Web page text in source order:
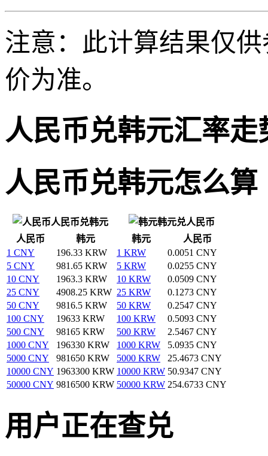
注意：此计算结果仅
价为准。
人民币兑韩元汇率走
人民币兑韩元怎么算
人民币兑韩元
韩元兑人民币
人民币
韩元 韩元
人民币
1 CNY
196.33 KRW 1 KRW
0.0051 CNY
5 CNY
981.65 KRW 5 KRW
0.0255 CNY
10 CNY
1963.3 KRW 10 KRW
0.0509 CNY
25 CNY
4908.25 KRW 25 KRW
0.1273 CNY
50 CNY
9816.5 KRW 50 KRW
0.2547 CNY
100 CNY
19633 KRW 100 KRW
0.5093 CNY
500 CNY
98165 KRW 500 KRW
2.5467 CNY
1000 CNY
196330 KRW 1000 KRW
5.0935 CNY
5000 CNY
981650 KRW 5000 KRW
25.4673 CNY
10000 CNY 1963300 KRW 10000 KRW 50.9347 CNY
50000 CNY 9816500 KRW 50000 KRW 254.6733 CNY
用户正在查兑